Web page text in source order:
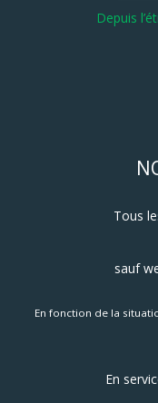
Depuis
Tous
sauf
En fonction de la
En